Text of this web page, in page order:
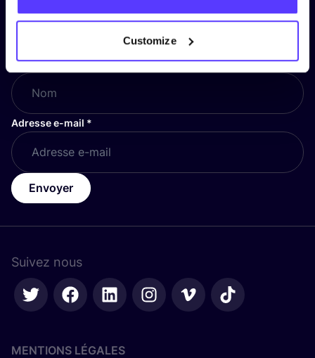
Customize
Inscrivez-vous à notre lettre
d’information et restez informé !
Nom*
Adresse e-mail *
Envoyer
Suivez nous
MENTIONS LÉGALES